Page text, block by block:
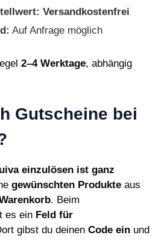
Versandkostenfrei
Auf Anfrage möglich
2–4 Werktage, abhängig
Gutscheine bei
einzulösen ist ganz
gewünschten Produkte aus
. Beim
es ein Feld für
gibst du deinen Code ein und